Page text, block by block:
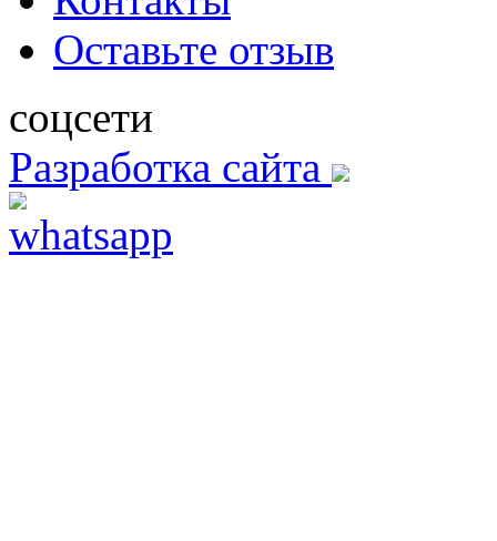
Оставьте отзыв
соцсети
Разработка сайта